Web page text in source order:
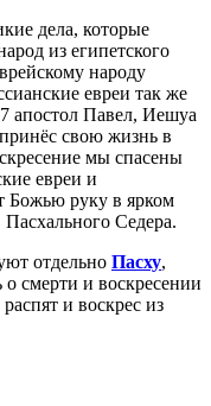
дела, которые
из египетского
народу
евреи так же
апостол Павел, Иешуа
свою жизнь в
мы спасены
евреи и
Божью руку в ярком
Седера.
отдельно Пасху,
о смерти и воскресении
и воскрес из